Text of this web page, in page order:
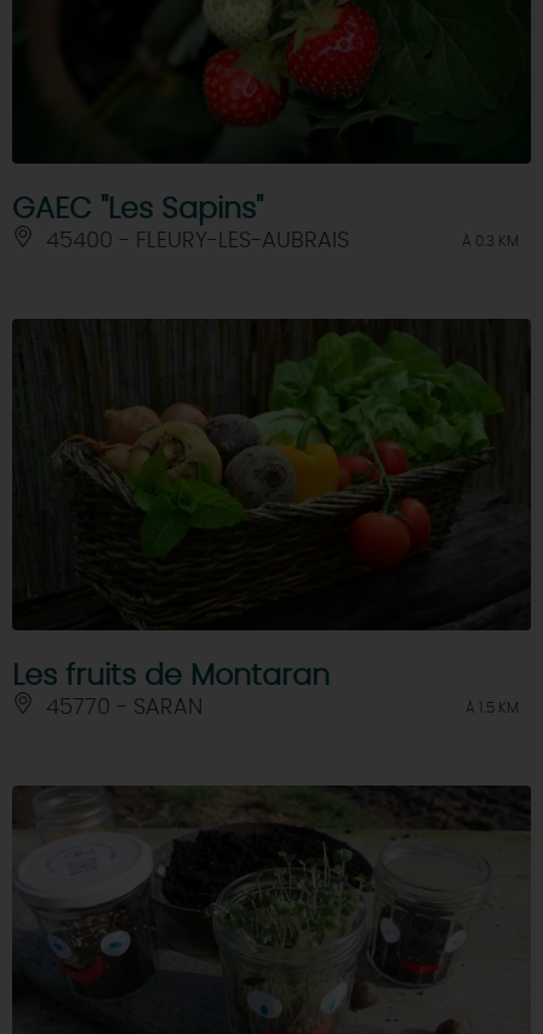
GAEC "Les Sapins"
45400 - FLEURY-LES-AUBRAIS À 0.3 KM
Les fruits de Montaran
45770 - SARAN À 1.5 KM